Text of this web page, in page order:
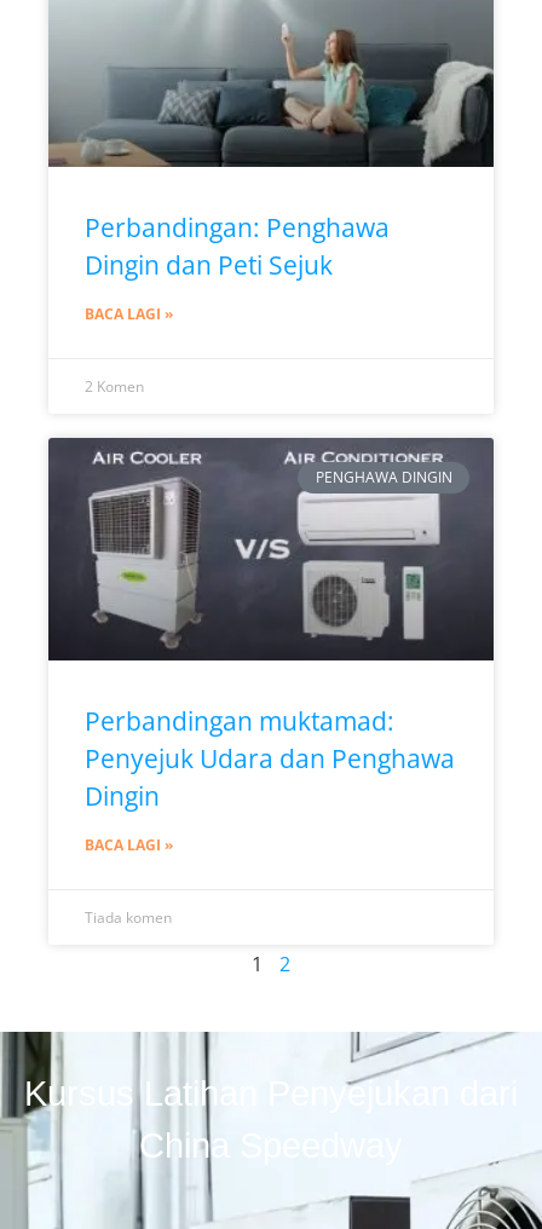
Perbandingan: Penghawa
Dingin dan Peti Sejuk
BACA LAGI »
2 Komen
PENGHAWA DINGIN
Perbandingan muktamad:
Penyejuk Udara dan Penghawa
Dingin
BACA LAGI »
Tiada komen
1 2
Kursus Latihan Penyejukan dari
China Speedway